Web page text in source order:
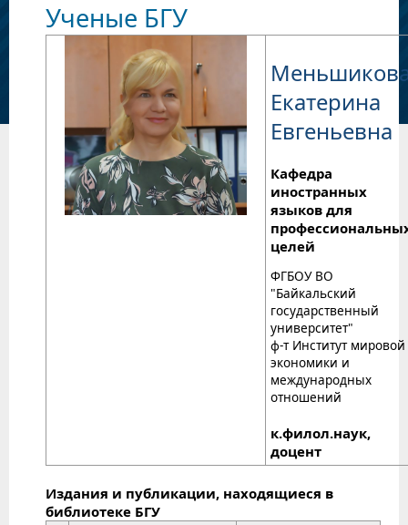
Ученые БГУ
Екатерина
Евгеньевна
Кафедра
иностранных
языков для
целей
ФГБОУ ВО
"Байкальский
государственный
университет"
ф-т Институт мировой
экономики и
международных
отношений
к.филол.наук,
доцент
Издания и публикации, находящиеся в
библиотеке БГУ